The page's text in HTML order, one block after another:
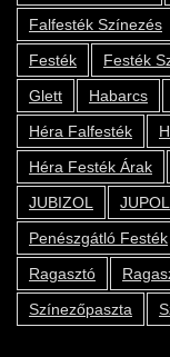
Falfesték Színezés
Festék
Festék
Glett
Habarcs
Héra Falfesték
Héra Festék Árak
JUBIZOL
JUPOL
Penészgátló Festék
Ragasztó
Színezőpaszta